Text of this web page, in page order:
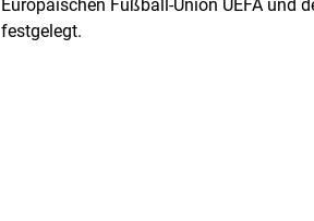
Europäischen Fußball-Union UEFA und
festgelegt.